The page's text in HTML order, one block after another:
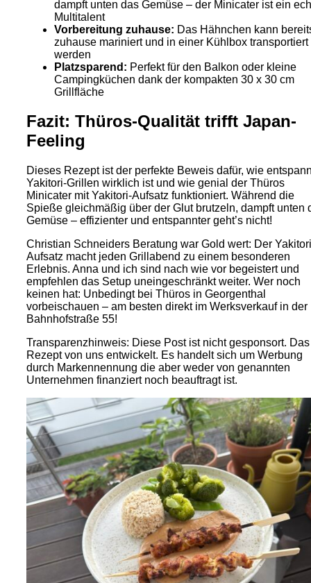
dampft unten das Gemüse – der Minicater ist ein
Multitalent
Vorbereitung zuhause: Das Hähnchen kann
zuhause mariniert und in einer Kühlbox transportiert
werden
Platzsparend: Perfekt für den Balkon oder kleine
Campingküchen dank der kompakten 30 x 30 cm
Grillfläche
Fazit: Thüros-Qualität trifft Japan-
Feeling
Dieses Rezept ist der perfekte Beweis dafür, wie
Yakitori-Grillen wirklich ist und wie genial der Thüros
Minicater mit Yakitori-Aufsatz funktioniert. Während die
Spieße gleichmäßig über der Glut brutzeln, dampft unten
Gemüse – effizienter und entspannter geht’s nicht!
Christian Schneiders Beratung war Gold wert: Der
Aufsatz macht jeden Grillabend zu einem besonderen
Erlebnis. Anna und ich sind nach wie vor begeistert und
empfehlen das Setup uneingeschränkt weiter. Wer noch
keinen hat: Unbedingt bei Thüros in Georgenthal
vorbeischauen – am besten direkt im Werksverkauf in der
Bahnhofstraße 55!
Transparenzhinweis: Diese Post ist nicht gesponsort. Das
Rezept von uns entwickelt. Es handelt sich um Werbung
durch Markennennung die aber weder von genannten
Unternehmen finanziert noch beauftragt ist.